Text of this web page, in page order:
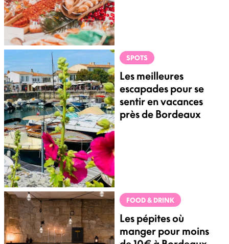
SPOTS
Les meilleures
escapades pour se
sentir en vacances
près de Bordeaux
FOOD & DRINK
Les pépites où
manger pour moins